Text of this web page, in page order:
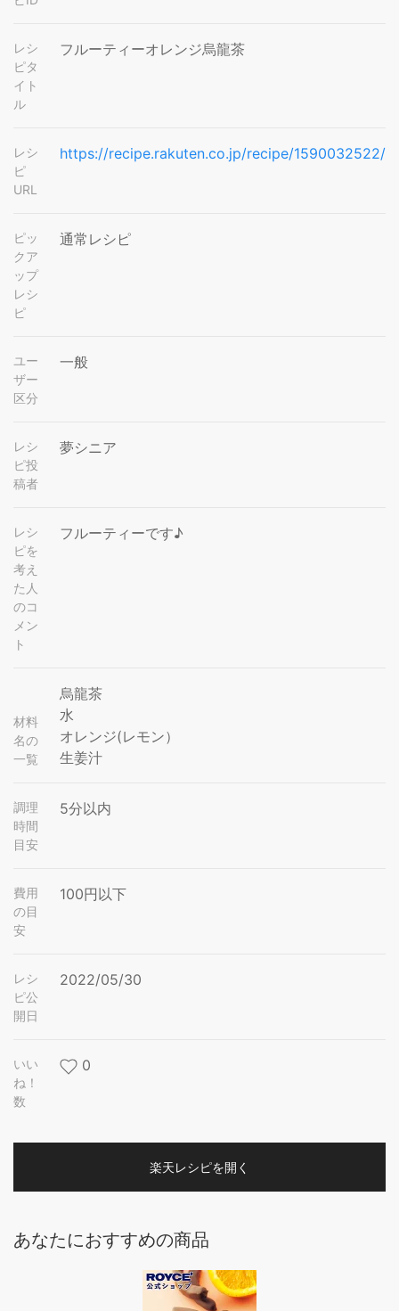
レシ
ピタ
イト
ル
フルーティーオレンジ烏龍茶
レシ
ピ
URL
https://recipe.rakuten.co.jp/recipe/1590032522/
ピッ
クア
ップ
レシ
ピ
通常レシピ
ユー
ザー
区分
一般
レシ
ピ投
稿者
夢シニア
レシ
ピを
考え
た人
のコ
メン
ト
フルーティーです♪
材料
名の
一覧
烏龍茶
水
オレンジ(レモン）
生姜汁
調理
時間
目安
5分以内
費用
の目
安
100円以下
レシ
ピ公
開日
2022/05/30
いい
ね！
数
0
楽天レシピを開く
あなたにおすすめの商品